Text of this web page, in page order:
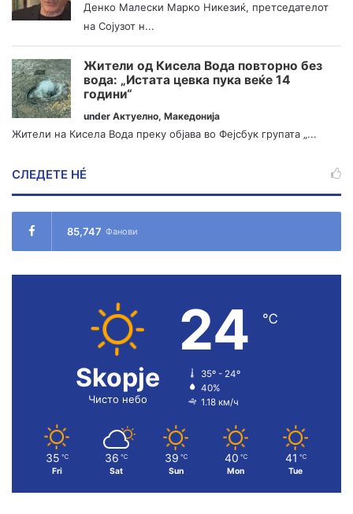
Денко Малески Марко Никезиќ, претседателот
на Сојузот н...
Жители од Кисела Вода повторно без
вода: „Истата цевка пука веќе 14
години“
under Актуелно, Македонија
Жители на Кисела Вода преку објава во Фејсбук групата „...
СЛЕДЕТЕ НÉ
85,747 Фанови
Skopje
Чисто небо
24 ℃
35º - 24º
40%
1.18 км/ч
35 ℃
Fri
36 ℃
Sat
39 ℃
Sun
40 ℃
Mon
41 ℃
Tue